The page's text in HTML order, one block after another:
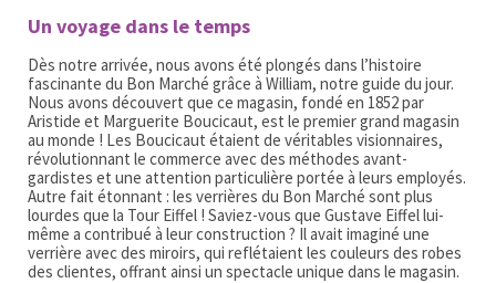
Un voyage dans le temps
Dès notre arrivée, nous avons été plongés dans l’histoire
fascinante du Bon Marché grâce à William, notre guide du jour.
Nous avons découvert que ce magasin, fondé en 1852 par
Aristide et Marguerite Boucicaut, est le premier grand magasin
au monde ! Les Boucicaut étaient de véritables visionnaires,
révolutionnant le commerce avec des méthodes avant-
gardistes et une attention particulière portée à leurs employés.
Autre fait étonnant : les verrières du Bon Marché sont plus
lourdes que la Tour Eiffel ! Saviez-vous que Gustave Eiffel lui-
même a contribué à leur construction ? Il avait imaginé une
verrière avec des miroirs, qui reflétaient les couleurs des robes
des clientes, offrant ainsi un spectacle unique dans le magasin.